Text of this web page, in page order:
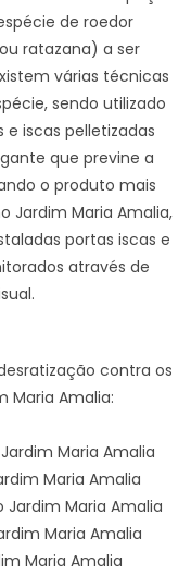
de roedor
ratazana) a ser
várias técnicas
sendo utilizado
iscas pelletizadas
que previne a
o produto mais
Jardim Maria Amalia,
portas iscas e
através de
contra os
Maria Amalia:
Maria Amalia
Maria Amalia
Maria Amalia
Maria Amalia
Maria Amalia